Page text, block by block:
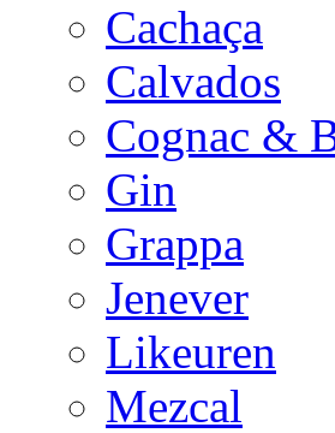
Cachaça
Calvados
Cognac &
Gin
Grappa
Jenever
Likeuren
Mezcal